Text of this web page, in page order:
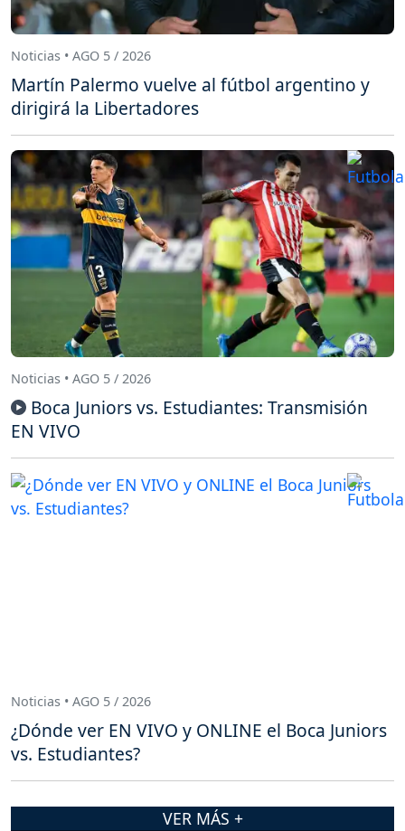
Noticias • AGO 5 / 2026
Martín Palermo vuelve al fútbol argentino y
dirigirá la Libertadores
Noticias • AGO 5 / 2026
Boca Juniors vs. Estudiantes: Transmisión
EN VIVO
Noticias • AGO 5 / 2026
¿Dónde ver EN VIVO y ONLINE el Boca Juniors
vs. Estudiantes?
VER MÁS +